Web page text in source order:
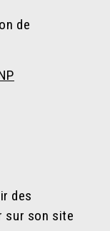
de
des
sur son site